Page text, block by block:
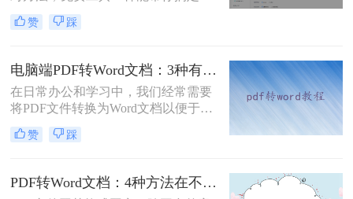
杂排版。“免费的工具转换效果肯定
很差吧？”这是我作为办公软件测评
处理pdf转word时，往往陷入“收费软
件太贵，免费工具怕坑”的两难境
地。那么电脑上怎么把pdf转成word免
费呢？
赞 踩
电脑端PDF转Word文档：3种有效方法的具体操作步骤！
在日常办公和学习中，我们经常需要
将PDF文件转换为Word文档以便于编
辑和修改。那么电脑上pdf怎么转换成
word文档呢？本文将介绍三种将PDF
完成PDF到Word的转换。
赞 踩
PDF转Word文档：4种方法在不同文件类型下的转换效果！